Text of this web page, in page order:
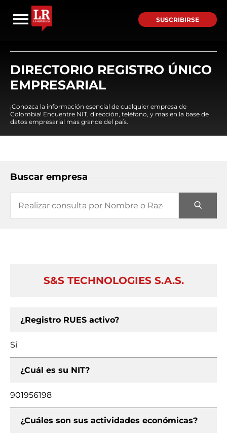
SUSCRIBIRSE
DIRECTORIO REGISTRO ÚNICO
EMPRESARIAL
¡Conozca la información esencial de cualquier empresa de
Colombia! Encuentre NIT, dirección, teléfono, y mas en la base de
datos empresarial mas grande del país.
Buscar empresa
S&S TECHNOLOGIES S.A.S.
¿Registro RUES activo?
Si
¿Cuál es su NIT?
901956198
¿Cuáles son sus actividades económicas?